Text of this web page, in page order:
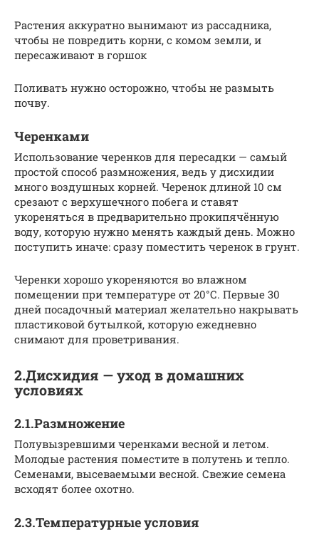
Растения аккуратно вынимают из рассадника,
чтобы не повредить корни, с комом земли, и
пересаживают в горшок
Поливать нужно осторожно, чтобы не размыть
почву.
Черенками
Использование черенков для пересадки — самый
простой способ размножения, ведь у дисхидии
много воздушных корней. Черенок длиной 10 см
срезают с верхушечного побега и ставят
укореняться в предварительно прокипячённую
воду, которую нужно менять каждый день. Можно
поступить иначе: сразу поместить черенок в грунт.
Черенки хорошо укореняются во влажном
помещении при температуре от 20°С. Первые 30
дней посадочный материал желательно накрывать
пластиковой бутылкой, которую ежедневно
снимают для проветривания.
2.Дисхидия — уход в домашних
условиях
2.1.Размножение
Полувызревшими черенками весной и летом.
Молодые растения поместите в полутень и тепло.
Семенами, высеваемыми весной. Свежие семена
всходят более охотно.
2.3.Температурные условия